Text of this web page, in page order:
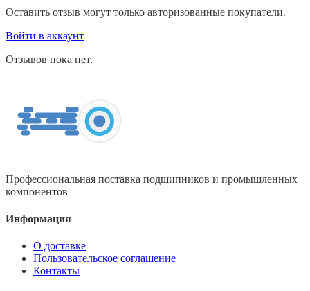
Оставить отзыв могут только авторизованные покупатели.
Войти в аккаунт
Отзывов пока нет.
Профессиональная поставка подшипников и промышленных
компонентов
Информация
О доставке
Пользовательское соглашение
Контакты